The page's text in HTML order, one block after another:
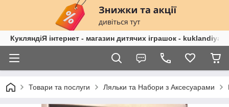
КукляндіЯ інтернет - магазин дитячих іграшок -
Товари та послуги Ляльки та Набори з Аксесуарами